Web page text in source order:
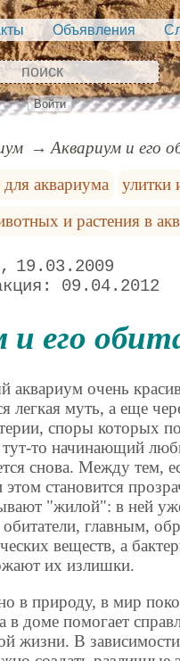
Объявления
Войти
Аквариум и его
аквариума
улитки
и растения в
19.03.2009
09.04.2012
и его
аквариум очень
легкая муть, а еще
споры которых
то начинающий
снова. Между тем,
этом становится
"жилой": в ней
главным,
веществ, а
их излишки.
в природу, в мир
в доме помогает
жизни. В